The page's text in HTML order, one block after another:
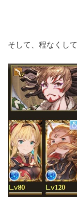
そして、程なくして